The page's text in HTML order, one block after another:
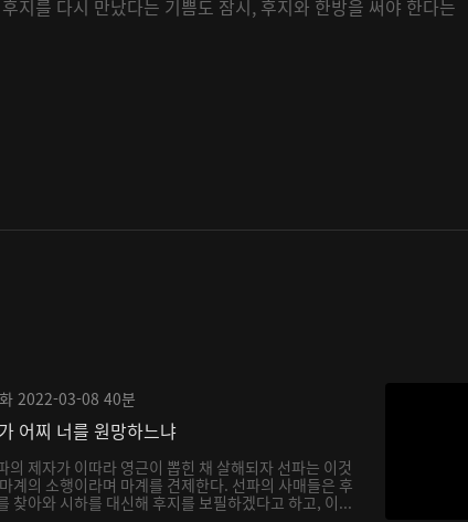
지를 다시 만났다는 기쁨도 잠시, 후지와 한방을 써야 한다는
2022-03-08 40분
어찌 너를 원망하느냐
의 제자가 이따라 영근이 뽑힌 채 살해되자 선파는 이것
계의 소행이라며 마계를 견제한다. 선파의 사매들은 후
찾아와 시하를 대신해 후지를 보필하겠다고 하고, 이...